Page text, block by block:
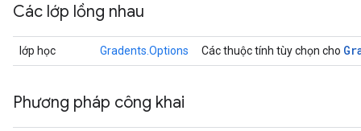
Các lớp lồng nhau
lớp học Gradents.Options Các thuộc tính tùy chọn cho
Phương pháp công khai